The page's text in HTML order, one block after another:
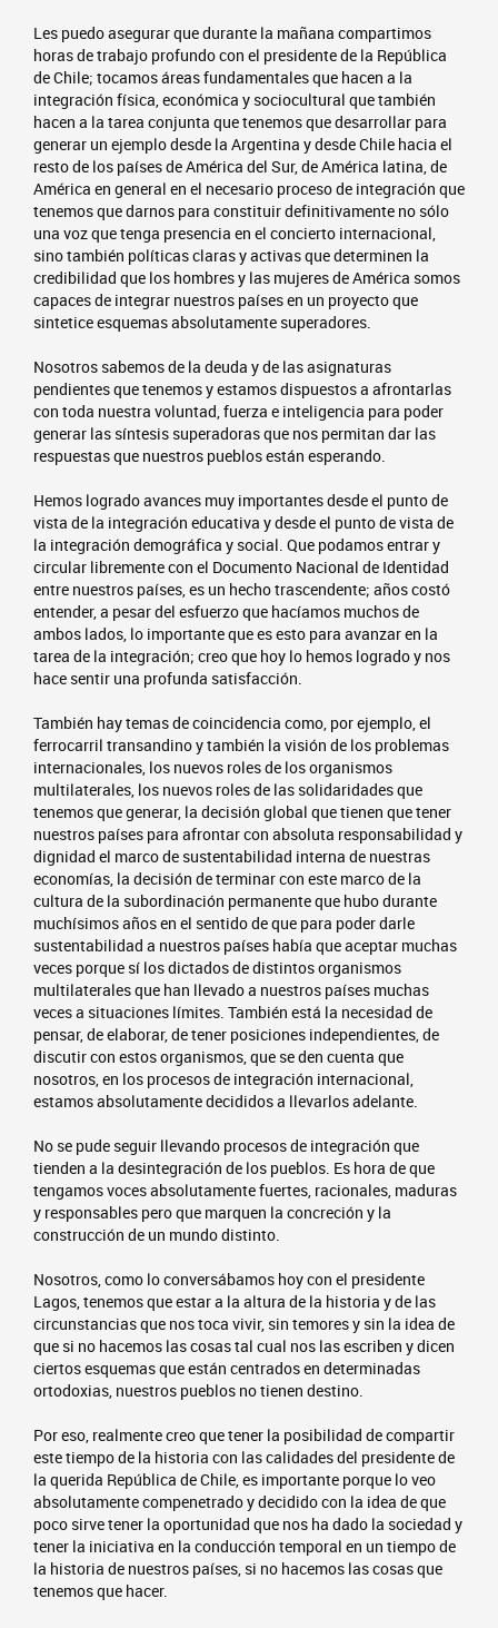
Les puedo asegurar que durante la mañana compartimos
horas de trabajo profundo con el presidente de la República
de Chile; tocamos áreas fundamentales que hacen a la
integración física, económica y sociocultural que también
hacen a la tarea conjunta que tenemos que desarrollar para
generar un ejemplo desde la Argentina y desde Chile hacia el
resto de los países de América del Sur, de América latina, de
América en general en el necesario proceso de integración que
tenemos que darnos para constituir definitivamente no sólo
una voz que tenga presencia en el concierto internacional,
sino también políticas claras y activas que determinen la
credibilidad que los hombres y las mujeres de América somos
capaces de integrar nuestros países en un proyecto que
sintetice esquemas absolutamente superadores.
Nosotros sabemos de la deuda y de las asignaturas
pendientes que tenemos y estamos dispuestos a afrontarlas
con toda nuestra voluntad, fuerza e inteligencia para poder
generar las síntesis superadoras que nos permitan dar las
respuestas que nuestros pueblos están esperando.
Hemos logrado avances muy importantes desde el punto de
vista de la integración educativa y desde el punto de vista de
la integración demográfica y social. Que podamos entrar y
circular libremente con el Documento Nacional de Identidad
entre nuestros países, es un hecho trascendente; años costó
entender, a pesar del esfuerzo que hacíamos muchos de
ambos lados, lo importante que es esto para avanzar en la
tarea de la integración; creo que hoy lo hemos logrado y nos
hace sentir una profunda satisfacción.
También hay temas de coincidencia como, por ejemplo, el
ferrocarril transandino y también la visión de los problemas
internacionales, los nuevos roles de los organismos
multilaterales, los nuevos roles de las solidaridades que
tenemos que generar, la decisión global que tienen que tener
nuestros países para afrontar con absoluta responsabilidad y
dignidad el marco de sustentabilidad interna de nuestras
economías, la decisión de terminar con este marco de la
cultura de la subordinación permanente que hubo durante
muchísimos años en el sentido de que para poder darle
sustentabilidad a nuestros países había que aceptar muchas
veces porque sí los dictados de distintos organismos
multilaterales que han llevado a nuestros países muchas
veces a situaciones límites. También está la necesidad de
pensar, de elaborar, de tener posiciones independientes, de
discutir con estos organismos, que se den cuenta que
nosotros, en los procesos de integración internacional,
estamos absolutamente decididos a llevarlos adelante.
No se pude seguir llevando procesos de integración que
tienden a la desintegración de los pueblos. Es hora de que
tengamos voces absolutamente fuertes, racionales, maduras
y responsables pero que marquen la concreción y la
construcción de un mundo distinto.
Nosotros, como lo conversábamos hoy con el presidente
Lagos, tenemos que estar a la altura de la historia y de las
circunstancias que nos toca vivir, sin temores y sin la idea de
que si no hacemos las cosas tal cual nos las escriben y dicen
ciertos esquemas que están centrados en determinadas
ortodoxias, nuestros pueblos no tienen destino.
Por eso, realmente creo que tener la posibilidad de compartir
este tiempo de la historia con las calidades del presidente de
la querida República de Chile, es importante porque lo veo
absolutamente compenetrado y decidido con la idea de que
poco sirve tener la oportunidad que nos ha dado la sociedad y
tener la iniciativa en la conducción temporal en un tiempo de
la historia de nuestros países, si no hacemos las cosas que
tenemos que hacer.